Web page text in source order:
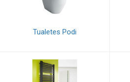
Tualetes Podi